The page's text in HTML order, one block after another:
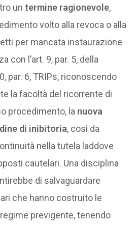
untermine ragionevole,
volto alla revoca o alla
per mancata instaurazione
con l’art. 9, par. 5, della
par. 6, TRIPs, riconoscendo
la facoltà del ricorrente di
procedimento, la nuova
di inibitoria, così da
nella tutela laddove
cautelari. Una disciplina
di salvaguardare
che hanno costruito le
previgente, tenendo